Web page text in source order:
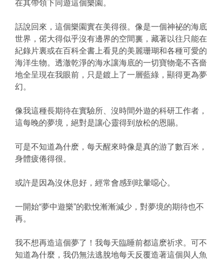
在其帶領下同遊這個樂園。
話說回來，這個樂園實在美得很。像是一個神袐的海底
世界，偌大得似乎沒有邊界的空間裏，藏著以往只能在
紀錄片裏或在百科全書上看見的美麗珊瑚和各種可愛的
海洋生物。透澈乾淨的海水讓海底的一切寶物毫不吝嗇
地全呈現在我眼前，只是鍍上了一層藍綠，顯得更為夢
幻。
像我這種長期待在實驗所、沒時間外遊的科研工作者，
這每晚的夢境，絕對是讓心靈得到放松的恩賜。
可是不知道為什麽，每天醒來時像是真的游了數百米，
身體疲倦得很。
或許是因為沒休息好，經常會感到昡暈噁心。
一開始“夢中遊樂”的歡悅漸漸減少，對夢境的期待也不
再。
我不想再造這個夢了！我每天臨睡前都這麽祈求。可不
知道為什麼，我仍無法逃脫地每天反覆造著這個與人魚